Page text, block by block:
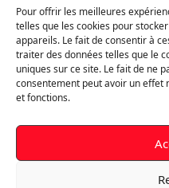
Pour offrir les meilleures
telles que les cookies pour
appareils. Le fait de consentir à
traiter des données telles que le
uniques sur ce site. Le fait de ne
consentement peut avoir un effet
et fonctions.
Compresseurs
Soudure
Outillage à main
Back
AUTOMOBILE
Outillage
Chargeurs
Remorques
Eclairage
EPI